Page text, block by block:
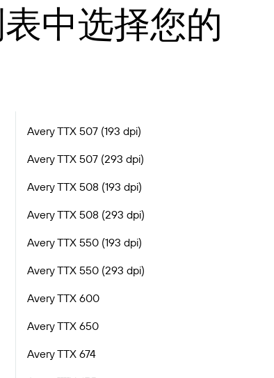
中选择您的
Avery TTX 507 (193 dpi)
Avery TTX 507 (293 dpi)
Avery TTX 508 (193 dpi)
Avery TTX 508 (293 dpi)
Avery TTX 550 (193 dpi)
Avery TTX 550 (293 dpi)
Avery TTX 600
Avery TTX 650
Avery TTX 674